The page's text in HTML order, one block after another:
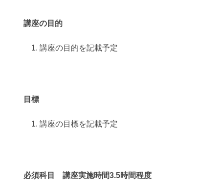
講座の目的
講座の目的を記載予定
目標
講座の目標を記載予定
必須科目 講座実施時間3.5時間程度